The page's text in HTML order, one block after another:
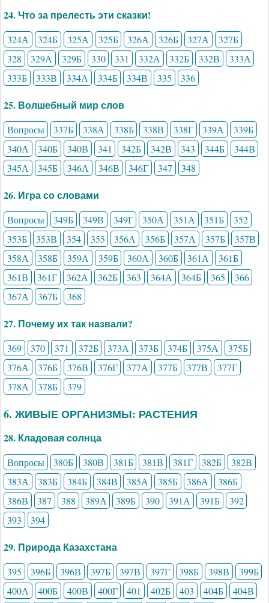
24. Что за прелесть эти сказки!
324А 324Б 325А 325Б 326А 326Б 327А
327Б
328
329А 329Б 330 331 332А 332Б 332В
333А
333Б
333В 334А 334Б 334В 335 336
25. Волшебный мир слов
Вопросы 337Б 338А 338Б 338В 338Г 339А
339Б
340А
340Б 340В 341 342Б 342В 343 344Б
344В
345А
345Б 346А 346В 346Г 347 348
26. Игра со словами
Вопросы 349Б 349В 349Г 350А 351А 351Б
352
353Б
353В 354 355 356А 356Б 357А 357Б
357В
358А
358Б 359А 359Б 360А 360Б 361А
361Б
361В
361Г 362А 362Б 363 364А 364Б 365
366
367А
367Б 368
27. Почему их так назвали?
369 370 371 372Б 373А 373Б 374Б 375А
375Б
376А
376Б 376В 376Г 377А 377Б 377В
377Г
378А
378Б 379
6. ЖИВЫЕ ОРГАНИЗМЫ: РАСТЕНИЯ
28. Кладовая солнца
Вопросы 380Б 380В 381Б 381В 381Г 382Б
382В
383А
383Б 384Б 384В 385А 385Б 386А
386Б
386В
387 388 389А 389Б 390 391А 391Б
392
393
394
29. Природа Казахстана
395 396Б 396В 397Б 397В 397Г 398Б 398В
399Б
400А
400Б 400В 400Г 401 402Б 403 404Б
404В